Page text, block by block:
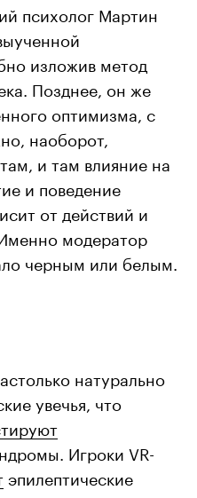
психолог Мартин
изложив метод
Позднее, он же
оптимизма, с
наоборот,
и там влияние на
и поведение
от действий и
модератор
черным или белым.
натурально
увечья, что
Игроки VR-
эпилептические